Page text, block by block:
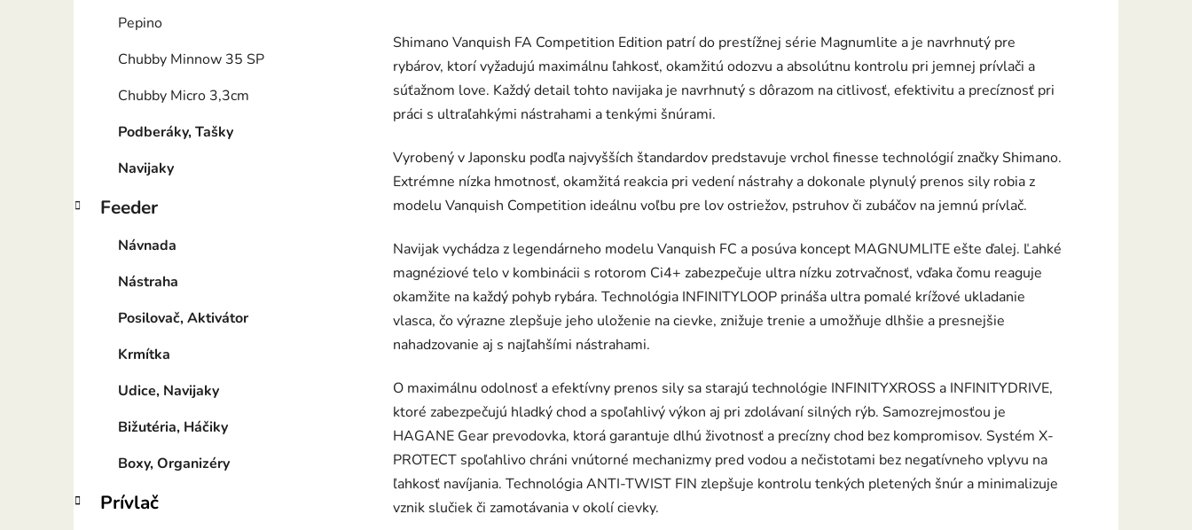
Pepino
Chubby Minnow 35 SP
Chubby Micro 3,3cm
Podberáky, Tašky
Navijaky
Feeder
Návnada
Nástraha
Posilovač, Aktivátor
Krmítka
Udice, Navijaky
Bižutéria, Háčiky
Boxy, Organizéry
Prívlač
ShimanoVanquish FA Competition Edition patrí do prestížnej série Magnumlite a je navrhnutý pre
rybárov, ktorí vyžadujú maximálnu ľahkosť, okamžitú odozvu a absolútnu kontrolu pri jemnej prívlači a
súťažnom love. Každý detail tohto navijaka je navrhnutý s dôrazom na citlivosť, efektivitu a precíznosť pri
práci s ultraľahkými nástrahami a tenkými šnúrami.
Vyrobený v Japonsku podľa najvyšších štandardov predstavuje vrchol finesse technológií značky Shimano.
Extrémne nízka hmotnosť, okamžitá reakcia pri vedení nástrahy a dokonale plynulý prenos sily robia z
modelu Vanquish Competition ideálnu voľbu pre lov ostriežov, pstruhov či zubáčov na jemnú prívlač.
Navijak vychádza z legendárneho modelu Vanquish FC a posúva koncept MAGNUMLITE ešte ďalej. Ľahké
magnéziové telo v kombinácii s rotorom Ci4+ zabezpečuje ultra nízku zotrvačnosť, vďaka čomu reaguje
okamžite na každý pohyb rybára. Technológia INFINITYLOOP prináša ultra pomalé krížové ukladanie
vlasca, čo výrazne zlepšuje jeho uloženie na cievke, znižuje trenie a umožňuje dlhšie a presnejšie
nahadzovanie aj s najľahšími nástrahami.
O maximálnu odolnosť a efektívny prenos sily sa starajú technológie INFINITYXROSS a INFINITYDRIVE,
ktoré zabezpečujú hladký chod a spoľahlivý výkon aj pri zdolávaní silných rýb. Samozrejmosťou je
HAGANE Gear prevodovka, ktorá garantuje dlhú životnosť a precízny chod bez kompromisov. Systém X-
PROTECT spoľahlivo chráni vnútorné mechanizmy pred vodou a nečistotami bez negatívneho vplyvu na
ľahkosť navíjania. Technológia ANTI-TWIST FIN zlepšuje kontrolu tenkých pletených šnúr a minimalizuje
vznik slučiek či zamotávania v okolí cievky.